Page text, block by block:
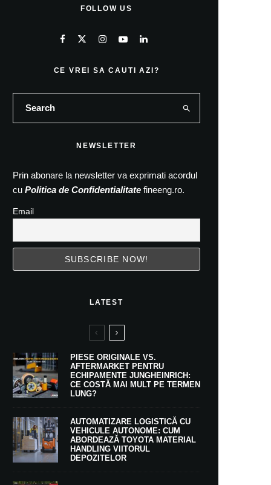
FOLLOW US
CE VREI SA CAUTI AZI?
NEWSLETTER
Prin abonare la newsletter va exprimati acordul
cu Politica de Confidentialitate fineeng.ro.
Email
LATEST
PIESE ORIGINALE VS.
AFTERMARKET PENTRU
ECHIPAMENTE JUNGHEINRICH:
CE COSTĂ MAI MULT PE TERMEN
LUNG?
AUTOMATIZARE LOGISTICĂ CU
VEHICULE AUTONOME: CUM
ABORDEAZĂ TOYOTA MATERIAL
HANDLING VIITORUL
DEPOZITELOR